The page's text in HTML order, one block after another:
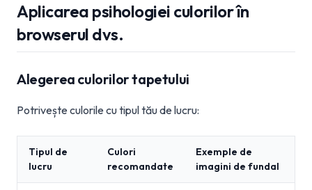
Aplicarea psihologiei culorilor în
browserul dvs.
Alegerea culorilor tapetului
Potrivește culorile cu tipul tău de lucru:
Tipul de
lucru
Culori
recomandate
Exemple de
imagini de fundal